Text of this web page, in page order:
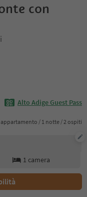
con
Alto Adige Guest Pass
appartamento / 1 notte / 2 ospiti
1 camera